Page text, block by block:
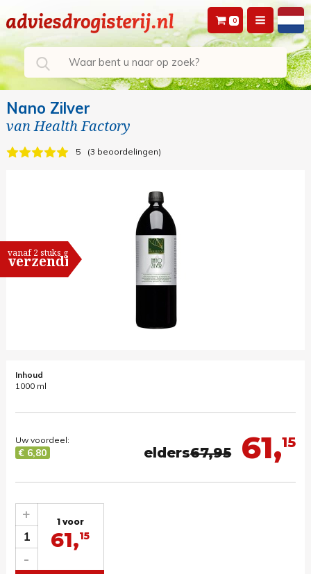
0
Nano Zilver
vanHealth Factory
5 3 beoordelingen
vanaf 2 stuks gratis
verzending
Inhoud
1000 ml
61,15
elders67,95
Uw voordeel:
€ 6,80
1
-
+ 1 voor
61,15